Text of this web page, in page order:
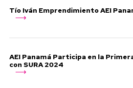
Tío Iván Emprendimiento AEI
AEI Panamá Participa en la
con SURA 2024